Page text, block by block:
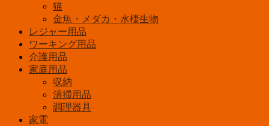
猫
金魚・メダカ・水棲生物
レジャー用品
ワーキング用品
介護用品
家庭用品
収納
清掃用品
調理器具
家電